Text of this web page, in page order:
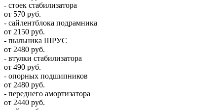
- стоек стабилизатора
от 570 руб.
- сайлентблока подрамника
от 2150 руб.
- пыльника ШРУС
от 2480 руб.
- втулки стабилизатора
от 490 руб.
- опорных подшипников
от 2480 руб.
- переднего амортизатора
от 2440 руб.